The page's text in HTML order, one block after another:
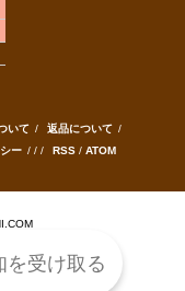
いて / 返品について /
ー / / / RSS / ATOM
を受け取る